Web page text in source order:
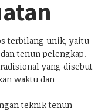
terbilang unik, yaitu
tenun pelengkap.
yang disebut
waktu dan
teknik tenun